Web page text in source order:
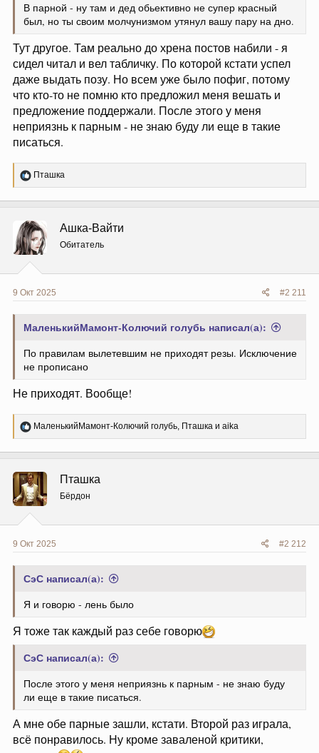
В парной - ну там и дед обьективно не супер красный
был, но ты своим молчунизмом утянул вашу пару на дно.
Тут другое. Там реально до хрена постов набили - я
сидел читал и вел табличку. По которой кстати успел
даже выдать позу. Но всем уже было пофиг, потому
что кто-то не помню кто предложил меня вешать и
предложение поддержали. После этого у меня
неприязнь к парным - не знаю буду ли еще в такие
писаться.
Р
е
ц
и
и
:
Пташка
Ашка-Вайти
Обитатель
9 Окт 2025 #2 211
МаленькийМамонт-Колючий голубь написал(а):
По правилам вылетевшим не приходят резы. Исключение
не прописано
Не приходят. Вообще!
Р
е
ц
и
и
:
МаленькийМамонт-Колючий голубь, Пташка и aika
Пташка
Бёрдон
9 Окт 2025 #2 212
СэС написал(а):
Я и говорю - лень было
Я тоже так каждый раз себе говорю
СэС написал(а):
После этого у меня неприязнь к парным - не знаю буду
ли еще в такие писаться.
А мне обе парные зашли, кстати. Второй раз играла,
всё понравилось. Ну кроме заваленой критики,